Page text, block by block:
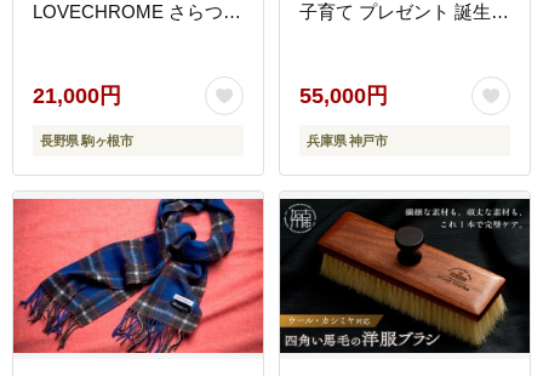
LOVECHROME さらつや
21,000円
長野県 駒ヶ根市
子育て プレゼント 誕生祝
55,000円
兵庫県 神戸市